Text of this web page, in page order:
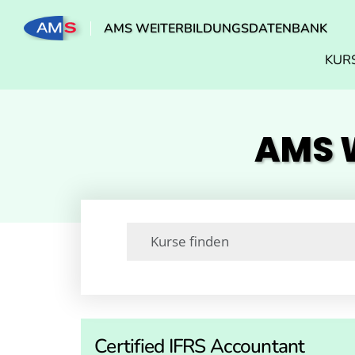
AMS WEITERBILDUNGSDATENBANK
AMS
Certified IFRS Accountant